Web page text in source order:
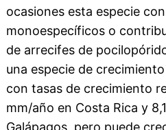
ocasiones esta especie
monoespecíficos o
de arrecifes de
una especie de
con tasas de crecimiento
mm/año en Costa Rica y
Galápagos, pero puede